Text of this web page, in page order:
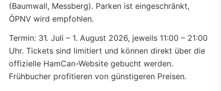
(Baumwall, Messberg). Parken ist eingeschränkt,
ÖPNV wird empfohlen.
Termin: 31. Juli – 1. August 2026, jeweils 11:00 – 21:00
Uhr. Tickets sind limitiert und können direkt über die
offizielle HamCan-Website gebucht werden.
Frühbucher profitieren von günstigeren Preisen.